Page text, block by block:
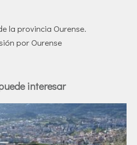
la provincia Ourense.
por Ourense
interesar